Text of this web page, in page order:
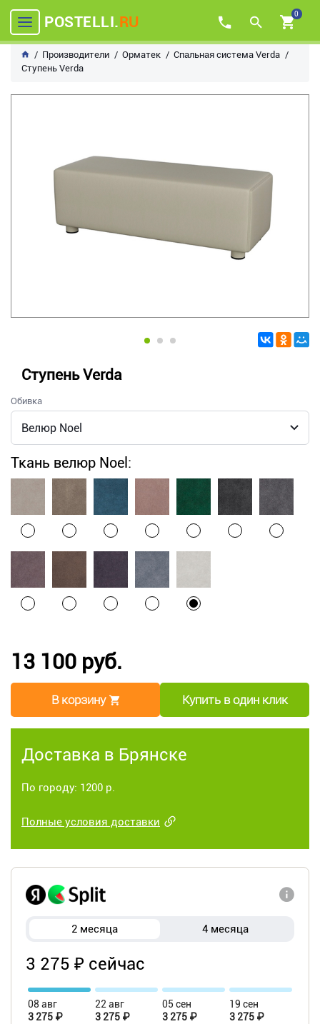
POSTELLI.RU 0
Производители Орматек
Спальная система Verda
Ступень Verda
Ступень Verda
Обивка
Ткань велюр Noel:
13 100 руб.
В корзину Купить в один клик
Доставка в Брянске
По городу: 1200 р.
Полные условия доставки
2 месяца 4 месяца
3 275 ₽ сейчас
08 авг
3 275 ₽
22 авг
3 275 ₽
05 сен
3 275 ₽
19 сен
3 275 ₽